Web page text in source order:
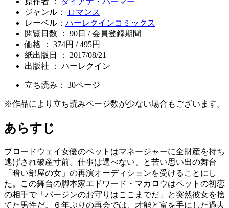
ジャンル：
ロマンス
レーベル： ハーレクインコミックス
閲覧日数 ： 90日 / 会員登録期間
価格 ： 374円 / 495円
紙出版日 ： 2017/08/21
出版社 ： ハーレクイン
立ち読み： 30ページ
※作品により立ち読みページ数が少ない場合もございます。
あらすじ
ブロードウェイ女優のベットはマネージャーに全財産を持ち
逃げされ破産寸前。仕事は選べない、と苦い思い出の舞台
「暗い部屋の女」の再演オーディションを受けることにし
た。この舞台の脚本家エドワード・マカロウはベットの初恋
の相手で「バージンのお守りはここまでだ」と突然彼女を捨
てた男性だ。６年ぶりの再会では、才能と富を手にした過去